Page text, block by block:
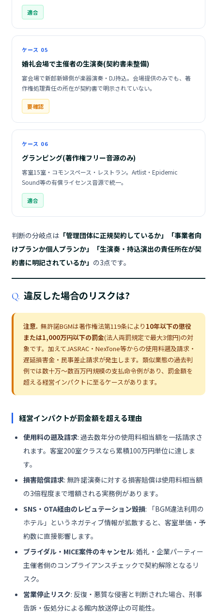
適合
ケース 05
婚礼会場で主催者の生演奏(契約書未整備)
宴会場で新郎新婦側が楽器演奏・DJ持込。会場提供のみでも、著
作権処理責任の所在が契約書で明示されていない。
要確認
ケース 06
グランピング(著作権フリー音源のみ)
客室15室・コモンスペース・レストラン。Artlist・Epidemic
Sound等の有償ライセンス音源で統一。
適合
判断の分岐点は 「管理団体に正規契約しているか」「事業者向
けプランか個人プランか」「生演奏・持込演出の責任所在が契
約書に明記されているか」 の3点です。
Q. 違反した場合のリスクは?
注意. 無許諾BGMは著作権法第119条により 10年以下の懲役
または1,000万円以下の罰金(法人両罰規定で最大3億円)の対
象です。加えてJASRAC・NexTone等からの使用料遡及請求・
遅延損害金・民事差止請求が発生します。類似業態の過去判
例では数十万〜数百万円規模の支払命令例があり、罰金額を
超える経営インパクトに至るケースがあります。
経営インパクトが罰金額を超える理由
使用料の遡及請求: 過去数年分の使用料相当額を一括請求さ
れます。客室200室クラスなら累積100万円単位に達しま
す。
損害賠償請求: 無許諾演奏に対する損害賠償は使用料相当額
の3倍程度まで増額される実務例があります。
SNS・OTA経由のレピュテーション毀損: 「BGM違法利用の
ホテル」というネガティブ情報が拡散すると、客室単価・予
約数に直接影響します。
ブライダル・MICE案件のキャンセル: 婚礼・企業パーティー
主催者側のコンプライアンスチェックで契約解除となるリ
スク。
営業停止リスク: 反復・悪質な侵害と判断された場合、刑事
告訴・仮処分による館内放送停止の可能性。